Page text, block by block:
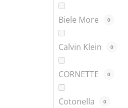
Biele More 0
Calvin Klein 0
CORNETTE 0
Cotonella 0